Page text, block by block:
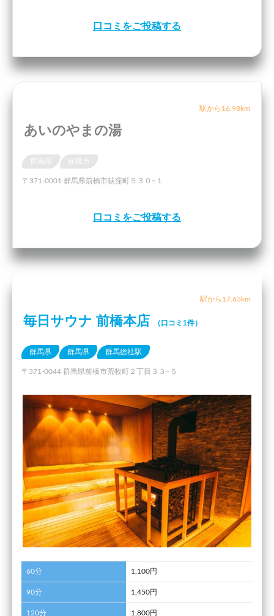
口コミをご投稿する
駅から16.98km
あいのやまの湯
〒371-0001 群馬県前橋市荻窪町５３０−１
口コミをご投稿する
駅から17.63km
毎日サウナ 前橋本店 （口コミ1件）
群馬県 群馬県 群馬総社駅
〒371-0044 群馬県前橋市荒牧町２丁目３３−５
60分 1,100円
90分 1,450円
120分 1,800円